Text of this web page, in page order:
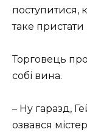
поступитися,
таке
Торговець
собі вина.
– Ну гаразд,
озвався